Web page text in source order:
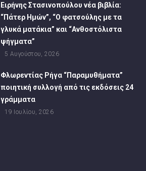
Ειρήνης Στασινοπούλου νέα βιβλία:
“Πάτερ Ημών”, “Ο φατσούλης με τα
γλυκά ματάκια” και “Ανθοστόλιστα
ψήγματα”
5 Αυγούστου, 2026
Φλωρεντίας Ρήγα “Παραμυθήματα”
ποιητική συλλογή από τις εκδόσεις 24
γράμματα
19 Ιουλίου, 2026